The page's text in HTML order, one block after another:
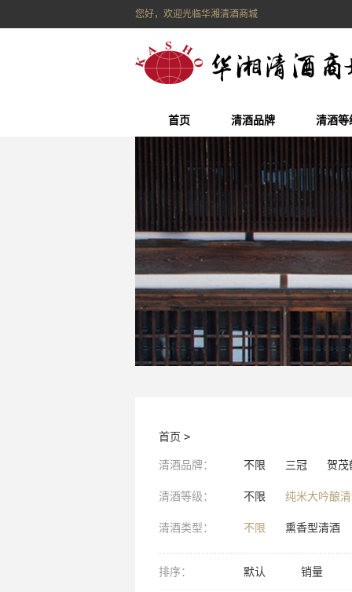
您好，欢迎光临华湘清酒商城
首页 清酒品牌 清酒等
首页 >
清酒品牌： 不限 三冠 贺茂
清酒等级： 不限 纯米大吟酿
清酒类型： 不限 熏香型清酒
排序： 默认 销量